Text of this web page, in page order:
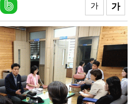
래 인재" 300만 원 장...
최…우원식 등 3회 강연
'민원인 전용' 개편
가 현장점검 총력
가
가